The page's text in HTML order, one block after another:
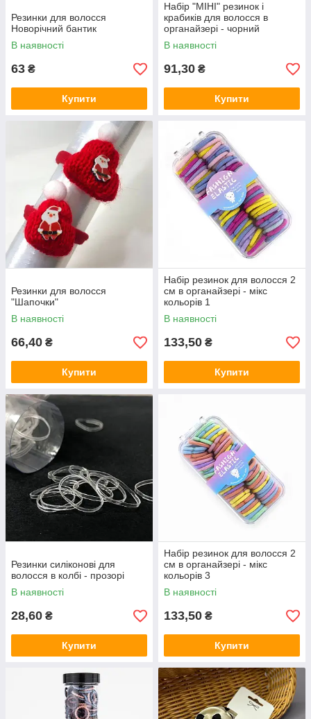
Резинки для волосся
Новорічний бантик
В наявності
63 ₴
Купити
Набір "МІНІ" резинок і
крабиків для волосся в
органайзері - чорний
В наявності
91,30 ₴
Купити
Резинки для волосся
"Шапочки"
В наявності
66,40 ₴
Купити
Набір резинок для волосся 2
см в органайзері - мікс
кольорів 1
В наявності
133,50 ₴
Купити
Резинки силіконові для
волосся в колбі - прозорі
В наявності
28,60 ₴
Купити
Набір резинок для волосся 2
см в органайзері - мікс
кольорів 3
В наявності
133,50 ₴
Купити